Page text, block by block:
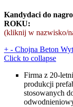
Kandydaci do
ROKU:
(kliknij w nazwisko/
+ - Chojna Beton
Click to collapse
Firma z 20-
produkcji
stosowanych